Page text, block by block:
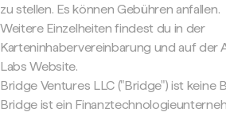
zu stellen. Es können Gebühren anfallen.
Weitere Einzelheiten findest du in der
Karteninhabervereinbarung und auf der
Labs Website.
Bridge Ventures LLC ("Bridge") ist keine
Bridge ist ein